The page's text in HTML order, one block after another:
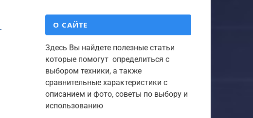
О САЙТЕ
Здесь Вы найдете полезные статьи
которые помогут определиться с
выбором техники, а также
сравнительные характеристики с
описанием и фото, советы по выбору и
использованию